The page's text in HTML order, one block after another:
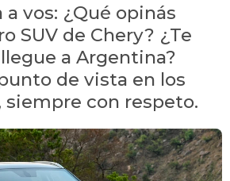
vos: ¿Qué opinás
SUV de Chery? ¿Te
a Argentina?
de vista en los
con respeto.